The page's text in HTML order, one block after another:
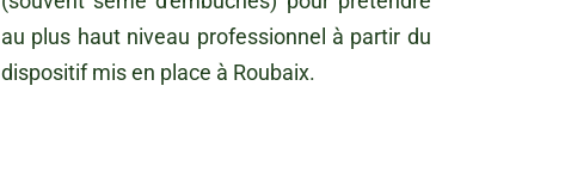
au plus haut niveau professionnel à partir du
dispositif mis en place à Roubaix.